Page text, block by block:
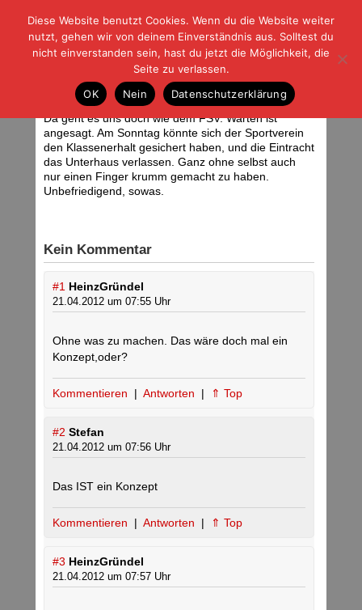
| | |BLOG-GFußball und der Rest
HOME|REGELN|IMPRESSUM |DATENSCHUTZ
Warten
Samstag, 21.04.12 | 07:54 Uhr
<div class="img_caption">Aufsteiger. Foto: Stefan Krieger.</div>
Da geht es uns doch wie dem FSV. Warten ist
angesagt. Am Sonntag könnte sich der Sportverein
den Klassenerhalt gesichert haben, und die Eintracht
das Unterhaus verlassen. Ganz ohne selbst auch
nur einen Finger krumm gemacht zu haben.
Unbefriedigend, sowas.
Kein Kommentar
#1 HeinzGründel
21.04.2012 um 07:55 Uhr
Ohne was zu machen. Das wäre doch mal ein
Konzept,oder?
Kommentieren | Antworten | ⇑ Top
#2 Stefan
21.04.2012 um 07:56 Uhr
Das IST ein Konzept
Kommentieren | Antworten | ⇑ Top
#3 HeinzGründel
21.04.2012 um 07:57 Uhr
Diese Website benutzt Cookies. Wenn du die Website weiter
nutzt, gehen wir von deinem Einverständnis aus. Solltest du
nicht einverstanden sein, hast du jetzt die Möglichkeit, die
Seite zu verlassen.
OK
Nein Datenschutzerklärung